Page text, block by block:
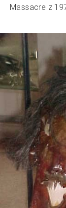
Massacre z